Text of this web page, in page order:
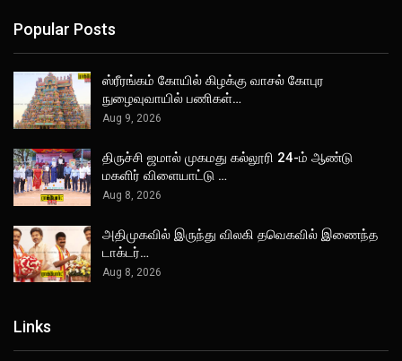
Popular Posts
ஸ்ரீரங்கம் கோயில் கிழக்கு வாசல் கோபுர
நுழைவுவாயில் பணிகள்…
Aug 9, 2026
திருச்சி ஜமால் முகமது கல்லூரி 24-ம் ஆண்டு
மகளிர் விளையாட்டு …
Aug 8, 2026
அதிமுகவில் இருந்து விலகி தவெகவில் இணைந்த
டாக்டர்…
Aug 8, 2026
Links